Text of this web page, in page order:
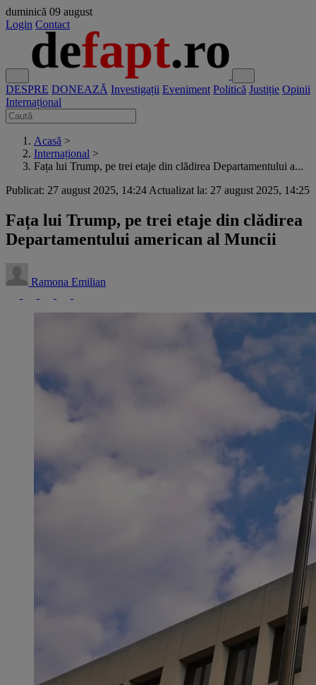
duminică 09 august
Login Contact
DESPRE DONEAZĂ Investigații Eveniment Politică Justiție Opinii
Internațional
Acasă >
Internațional >
Fața lui Trump, pe trei etaje din clădirea Departamentului a...
Publicat: 27 august 2025, 14:24 Actualizat la: 27 august 2025, 14:25
Fața lui Trump, pe trei etaje din clădirea
Departamentului american al Muncii
Ramona Emilian